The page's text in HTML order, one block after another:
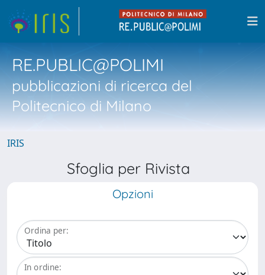
RE.PUBLIC@POLIMI
pubblicazioni di ricerca del
Politecnico di Milano
IRIS
Sfoglia per Rivista
Opzioni
Ordina per:
In ordine: